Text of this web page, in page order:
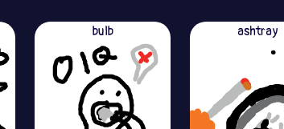
bulb ashtray